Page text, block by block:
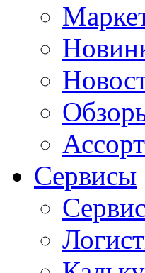
Сервисы